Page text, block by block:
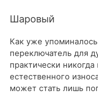
Шаровый
Как уже
переключатель для
практически
естественного
может стать лишь